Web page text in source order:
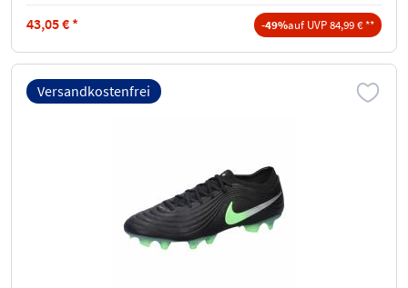
43,05€ * -49%auf UVP 84,99 € **
Versandkostenfrei